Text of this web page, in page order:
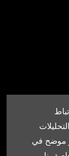
موضح في